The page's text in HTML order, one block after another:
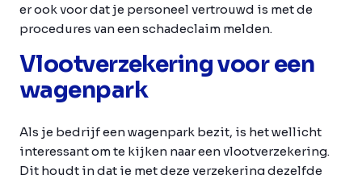
er ook voor dat je personeel vertrouwd is met de
procedures van een schadeclaim melden.
Vlootverzekering voor een
wagenpark
Als je bedrijf een wagenpark bezit, is het wellicht
interessant om te kijken naar een vlootverzekering.
Dit houdt in dat je met deze verzekering dezelfde